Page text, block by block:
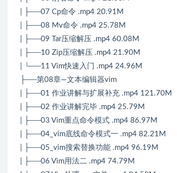
| ├──07 Cp命令 .mp4 20.91M
| ├──08 Mv命令 .mp4 25.78M
| ├──09 Tar压缩解压 .mp4 60.08M
| ├──10 Zip压缩解压 .mp4 21.90M
| └──11 Vim快速入门 .mp4 24.96M
├──第08章—文本编辑器vim
| ├──01 作业讲解与扩展补充 .mp4 121.70M
| ├──02 作业讲解完毕 .mp4 25.79M
| ├──03 Vim重点命令模式 .mp4 86.97M
| ├──04_vim底线命令模式一 .mp4 82.21M
| ├──05_vim搜索替换功能 .mp4 96.19M
| ├──06 Vim用法二 .mp4 74.79M